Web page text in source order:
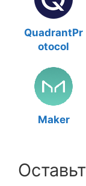
QuadrantPr
otocol
Maker